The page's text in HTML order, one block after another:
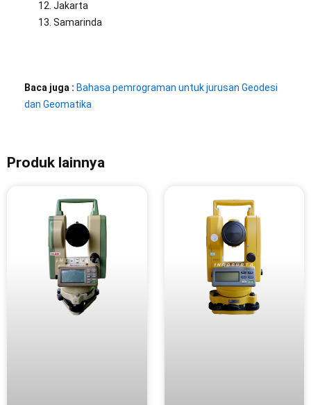
Jakarta
Samarinda
Baca juga : Bahasa pemrograman untuk jurusan Geodesi
dan Geomatika
Produk lainnya